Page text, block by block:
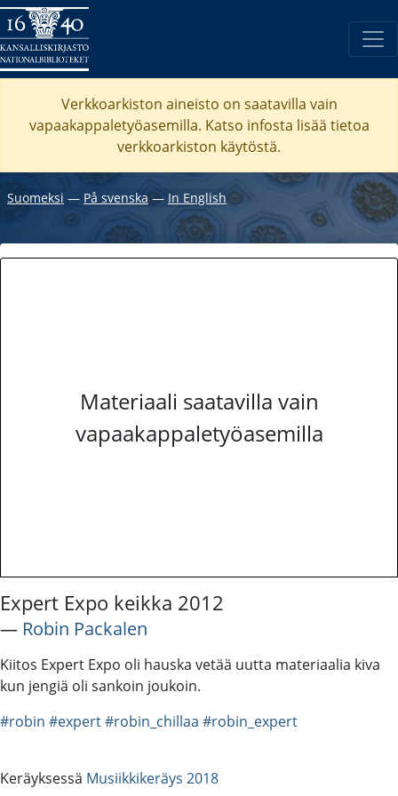
Verkkoarkiston aineisto on saatavilla vain
vapaakappaletyöasemilla. Katso infosta lisää tietoa
verkkoarkiston käytöstä.
Suomeksi ― På svenska ― In English
Materiaali saatavilla vain
vapaakappaletyöasemilla
Expert Expo keikka 2012
― Robin Packalen
Kiitos Expert Expo oli hauska vetää uutta materiaalia kiva
kun jengiä oli sankoin joukoin.
#robin #expert#robin_chillaa #robin_expert
Keräyksessä Musiikkikeräys 2018